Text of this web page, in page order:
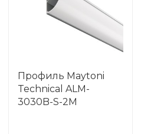
Профиль Maytoni
Technical ALM-
3030B-S-2M